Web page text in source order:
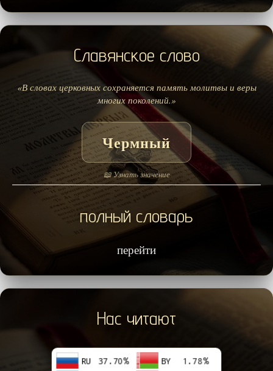
Славянское слово
«В словах церковных сохраняется память молитвы и веры
многих поколений.»
Чермный
📖 Узнать значение
полный словарь
перейти
Нас читают